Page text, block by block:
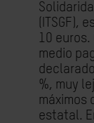
(ITSGF),
10
medio
%, muy
máximos
estatal.